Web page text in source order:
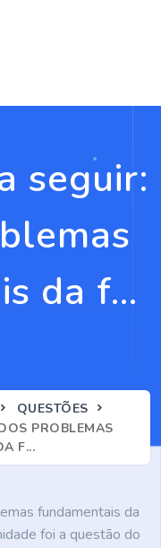
seguir:
da f...
QUESTÕES
PROBLEMAS
F...
fundamentais da
foi a questão do